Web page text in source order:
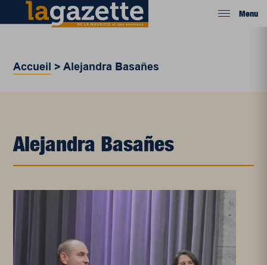
Menu
Accueil >Alejandra Basañes
Alejandra Basañes